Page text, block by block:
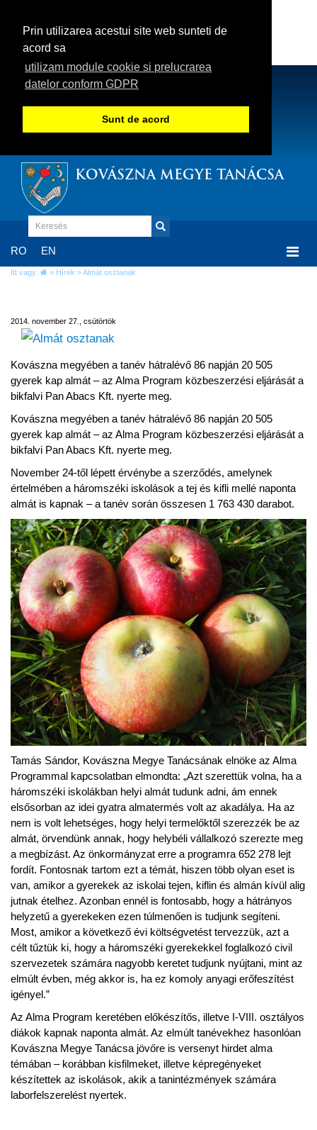
Prin utilizarea acestui site web sunteti de
acord sa
utilizam module cookie si prelucrarea
datelor conform GDPR
Sunt de acord
KOVÁSZNA MEGYE TANÁCSA
RO EN
Itt vagy: » Hírek » Almát osztanak
2014. november 27., csütörtök
Kovászna megyében a tanév hátralévő 86 napján 20 505
gyerek kap almát – az Alma Program közbeszerzési eljárását a
bikfalvi Pan Abacs Kft. nyerte meg.
Kovászna megyében a tanév hátralévő 86 napján 20 505
gyerek kap almát – az Alma Program közbeszerzési eljárását a
bikfalvi Pan Abacs Kft. nyerte meg.
November 24-től lépett érvénybe a szerződés, amelynek
értelmében a háromszéki iskolások a tej és kifli mellé naponta
almát is kapnak – a tanév során összesen 1 763 430 darabot.
Tamás Sándor, Kovászna Megye Tanácsának elnöke az Alma
Programmal kapcsolatban elmondta: „Azt szerettük volna, ha a
háromszéki iskolákban helyi almát tudunk adni, ám ennek
elsősorban az idei gyatra almatermés volt az akadálya. Ha az
nem is volt lehetséges, hogy helyi termelőktől szerezzék be az
almát, örvendünk annak, hogy helybéli vállalkozó szerezte meg
a megbízást. Az önkormányzat erre a programra 652 278 lejt
fordít. Fontosnak tartom ezt a témát, hiszen több olyan eset is
van, amikor a gyerekek az iskolai tejen, kiflin és almán kívül alig
jutnak ételhez. Azonban ennél is fontosabb, hogy a hátrányos
helyzetű a gyerekeken ezen túlmenően is tudjunk segíteni.
Most, amikor a következő évi költségvetést tervezzük, azt a
célt tűztük ki, hogy a háromszéki gyerekekkel foglalkozó civil
szervezetek számára nagyobb keretet tudjunk nyújtani, mint az
elmúlt évben, még akkor is, ha ez komoly anyagi erőfeszítést
igényel.”
Az Alma Program keretében előkészítős, illetve I-VIII. osztályos
diákok kapnak naponta almát. Az elmúlt tanévekhez hasonlóan
Kovászna Megye Tanácsa jövőre is versenyt hirdet alma
témában – korábban kisfilmeket, illetve képregényeket
készítettek az iskolások, akik a tanintézmények számára
laborfelszerelést nyertek.